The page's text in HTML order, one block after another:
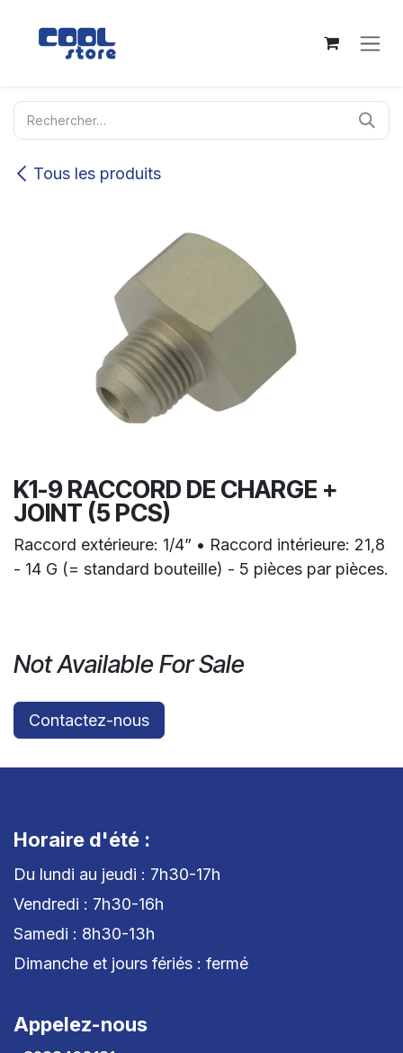
Tous les produits
K1-9 RACCORD DE CHARGE +
JOINT (5 PCS)
Raccord extérieure: 1/4” • Raccord intérieure: 21,8
- 14 G (= standard bouteille) - 5 pièces par pièces.
Not Available For Sale
Contactez-nous
Horaire d'été :
Du lundi au jeudi : 7h30-17h
Vendredi : 7h30-16h
Samedi : 8h30-13h
Dimanche et jours fériés : fermé
Appelez-nous